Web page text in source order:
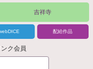
吉祥寺
配給作品
ク会員